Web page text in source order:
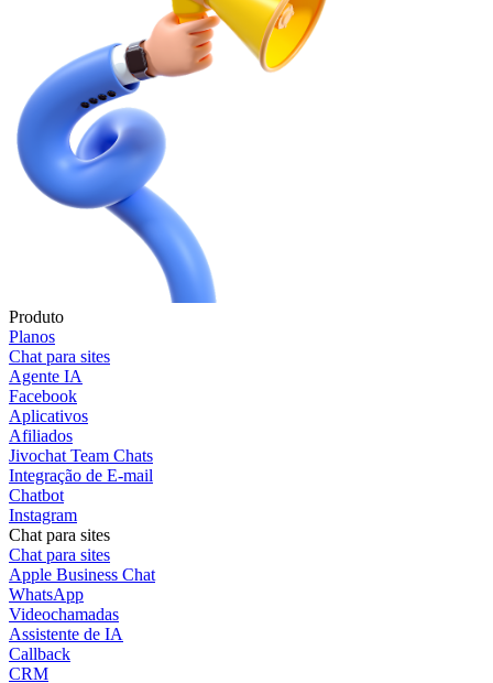
Produto
Planos
Chat para sites
Agente IA
Facebook
Aplicativos
Afiliados
Jivochat Team Chats
Integração de E-mail
Chatbot
Instagram
Chat para sites
Chat para sites
Apple Business Chat
WhatsApp
Videochamadas
Assistente de IA
Callback
CRM